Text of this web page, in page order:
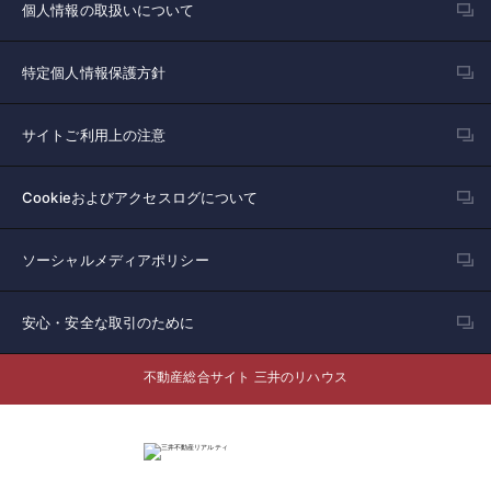
個人情報の取扱いについて
特定個人情報保護方針
サイトご利用上の注意
Cookieおよびアクセスログについて
ソーシャルメディアポリシー
安心・安全な取引のために
不動産総合サイト 三井のリハウス